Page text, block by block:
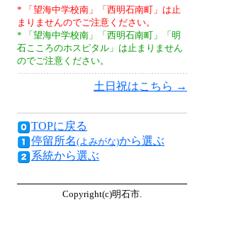
* 「望海中学校南」「西明石南町」は止
まりませんのでご注意ください。
* 「望海中学校南」「西明石南町」「明
石こころのホスピタル」は止まりません
のでご注意ください。
土日祝はこちら →
TOPに戻る
停留所名(よみがな)から選ぶ
系統から選ぶ
Copyright(c)明石市.